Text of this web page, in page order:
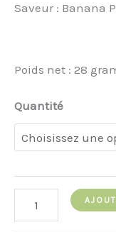
Saveur : Banana
Poids net : 28
Quantité
quantité
de